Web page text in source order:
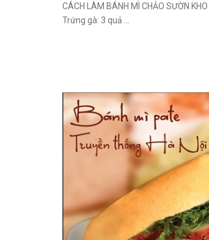
CÁCH LÀM BÁNH MÌ CHẢO SƯỜN
Trứng gà: 3 quả ...